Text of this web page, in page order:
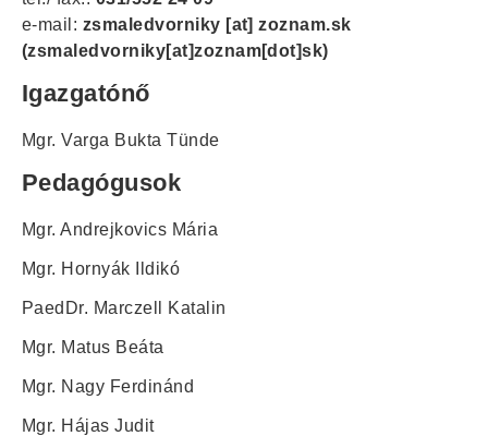
e-mail: zsmaledvorniky [at]zoznam.sk
(zsmaledvorniky[at]zoznam[dot]sk)
Igazgatónő
Mgr. Varga Bukta Tünde
Pedagógusok
Mgr. Andrejkovics Mária
Mgr. Hornyák Ildikó
PaedDr. Marczell Katalin
Mgr. Matus Beáta
Mgr. Nagy Ferdinánd
Mgr. Hájas Judit